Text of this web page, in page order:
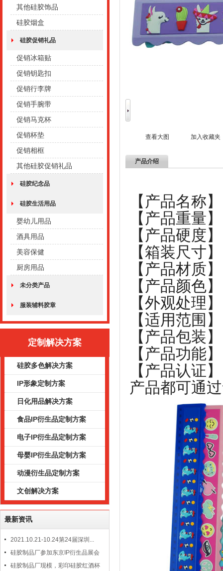
其他硅胶饰品
硅胶烟盒
硅胶促销礼品
促销冰箱贴
促销钥匙扣
促销行李牌
促销手腕带
促销马克杯
促销杯垫
促销相框
其他硅胶促销礼品
硅胶纪念品
硅胶生活用品
婴幼儿用品
酒具用品
美容保健
厨房用品
未分类产品
服装辅料胶章
定制解决方案
硅胶多色解决方案
IP形象定制方案
日化用品解决方案
食品IP衍生品定制方案
电子IP衍生品定制方案
母婴IP衍生品定制方案
动漫衍生品定制方案
文创解决方案
最新资讯
2021.10.21-10.24第24届深圳...
硅胶制品厂参加东京IP衍生品展会
硅胶制品厂现模，彩印硅胶红酒杯
查看大图 加入收藏夹
产品介绍
【产品名称
【产品重量
【产品硬度
【箱装尺寸
【产品材质
【产品颜色
【外观处理
【适用范围
【产品包装
【产品功能
【产品认证
产品都可通